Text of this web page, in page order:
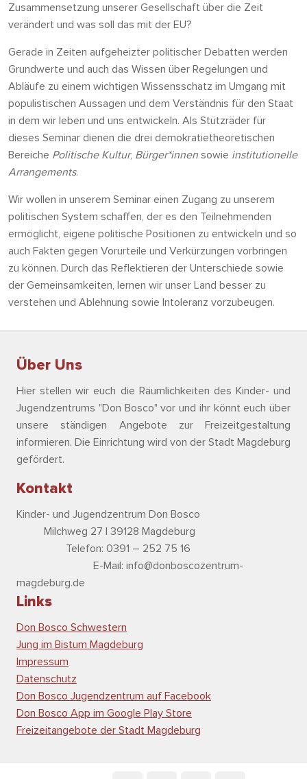
Zusammensetzung unserer Gesellschaft über die Zeit
verändert und was soll das mit der EU?
Gerade in Zeiten aufgeheizter politischer Debatten werden
Grundwerte und auch das Wissen über Regelungen und
Abläufe zu einem wichtigen Wissensschatz im Umgang mit
populistischen Aussagen und dem Verständnis für den Staat
in dem wir leben und uns entwickeln. Als Stützräder für
dieses Seminar dienen die drei demokratietheoretischen
Bereiche Politische Kultur, Bürger*innen sowie institutionelle
Arrangements.
Wir wollen in unserem Seminar einen Zugang zu unserem
politischen System schaffen, der es den Teilnehmenden
ermöglicht, eigene politische Positionen zu entwickeln und so
auch Fakten gegen Vorurteile und Verkürzungen vorbringen
zu können. Durch das Reflektieren der Unterschiede sowie
der Gemeinsamkeiten, lernen wir unser Land besser zu
verstehen und Ablehnung sowie Intoleranz vorzubeugen.
Über Uns
Hier stellen wir euch die Räumlichkeiten des Kinder- und
Jugendzentrums "Don Bosco" vor und ihr könnt euch über
unsere ständigen Angebote zur Freizeitgestaltung
informieren. Die Einrichtung wird von der Stadt Magdeburg
gefördert.
Kontakt
Kinder- und Jugendzentrum Don Bosco
Milchweg 27 | 39128 Magdeburg
Telefon: 0391 – 252 75 16
E-Mail: info@donboscozentrum-
magdeburg.de
Links
Don Bosco Schwestern
Jung im Bistum Magdeburg
Impressum
Datenschutz
Don Bosco Jugendzentrum auf Facebook
Don Bosco App im Google Play Store
Freizeitangebote der Stadt Magdeburg